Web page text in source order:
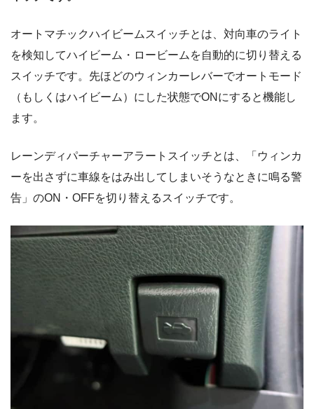
オートマチックハイビームスイッチとは、対向車のライト
を検知してハイビーム・ロービームを自動的に切り替える
スイッチです。先ほどのウィンカーレバーでオートモード
（もしくはハイビーム）にした状態でONにすると機能し
ます。
レーンディパーチャーアラートスイッチとは、「ウィンカ
ーを出さずに車線をはみ出してしまいそうなときに鳴る警
告」のON・OFFを切り替えるスイッチです。